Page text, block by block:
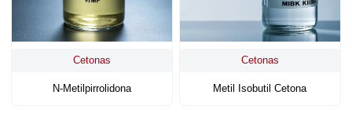
Cetonas
N-Metilpirrolidona
Cetonas
Metil Isobutil Cetona